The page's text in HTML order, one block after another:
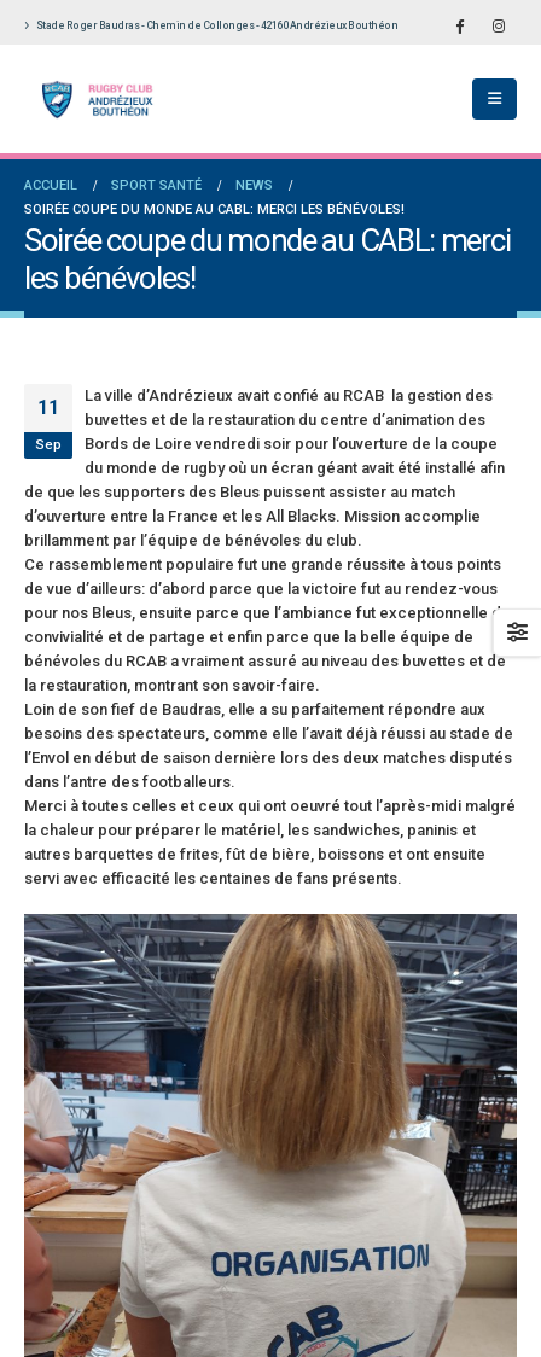
Stade Roger Baudras - Chemin de Collonges - 42160 Andrézieux Bouthéon
ACCUEIL SPORT SANTÉ
NEWS
SOIRÉE COUPE DU MONDE AU CABL: MERCI LES BÉNÉVOLES!
Soirée coupe du monde au CABL: merci
les bénévoles!
11
Sep
La ville d’Andrézieux avait confié au RCAB la gestion des
buvettes et de la restauration du centre d’animation des
Bords de Loire vendredi soir pour l’ouverture de la coupe
du monde de rugby où un écran géant avait été installé afin
de que les supporters des Bleus puissent assister au match
d’ouverture entre la France et les All Blacks. Mission accomplie
brillamment par l’équipe de bénévoles du club.
Ce rassemblement populaire fut une grande réussite à tous points
de vue d’ailleurs: d’abord parce que la victoire fut au rendez-vous
pour nos Bleus, ensuite parce que l’ambiance fut exceptionnelle de
convivialité et de partage et enfin parce que la belle équipe de
bénévoles du RCAB a vraiment assuré au niveau des buvettes et de
la restauration, montrant son savoir-faire.
Loin de son fief de Baudras, elle a su parfaitement répondre aux
besoins des spectateurs, comme elle l’avait déjà réussi au stade de
l’Envol en début de saison dernière lors des deux matches disputés
dans l’antre des footballeurs.
Merci à toutes celles et ceux qui ont oeuvré tout l’après-midi malgré
la chaleur pour préparer le matériel, les sandwiches, paninis et
autres barquettes de frites, fût de bière, boissons et ont ensuite
servi avec efficacité les centaines de fans présents.
Aura: les +35 des « 5glés » vice-
des seniors garçons par Philippe Buffevant
Le Progrès
mai 2026
2 et Fédérale B: finir sur une bonne note
priorité
6 juillet 2026
18 juin 2026